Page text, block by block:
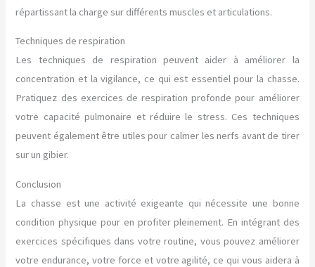
répartissant la charge sur différents muscles et articulations.
Techniques de respiration
Les techniques de respiration peuvent aider à améliorer la
concentration et la vigilance, ce qui est essentiel pour la chasse.
Pratiquez des exercices de respiration profonde pour améliorer
votre capacité pulmonaire et réduire le stress. Ces techniques
peuvent également être utiles pour calmer les nerfs avant de tirer
sur un gibier.
Conclusion
La chasse est une activité exigeante qui nécessite une bonne
condition physique pour en profiter pleinement. En intégrant des
exercices spécifiques dans votre routine, vous pouvez améliorer
votre endurance, votre force et votre agilité, ce qui vous aidera à